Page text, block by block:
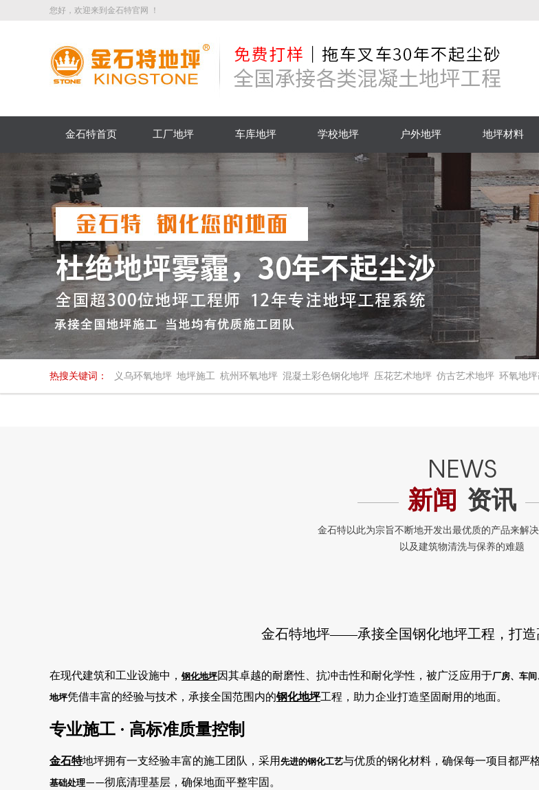
您好，欢迎来到金石特官网 ！
金石特首页 工厂地坪 车库地坪 学校地坪 户外地坪 地坪材料
热搜关键词： 义乌环氧地坪 地坪施工 杭州环氧地坪 混凝土彩色钢化地坪 压花艺术地坪 仿古艺术地坪 环氧地
新闻 资讯
金石特地坪——承接全国钢化地坪工程，打造
在现代建筑和工业设施中， 钢化地坪因其卓越的耐磨性、抗冲击性和耐化学性，被广泛应用于厂房、车
地坪凭借丰富的经验与技术，承接全国范围内的钢化地坪工程，助力企业打造坚固耐用的地面。
专业施工 · 高标准质量控制
金石特地坪拥有一支经验丰富的施工团队，采用 先进的钢化工艺与优质的钢化材料，确保每一项目都严
基础处理——彻底清理基层，确保地面平整牢固。